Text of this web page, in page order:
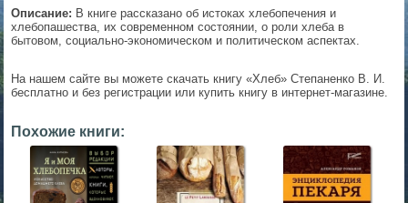
Описание: В книге рассказано об истоках хлебопечения и
хлебопашества, их современном состоянии, о роли хлеба в
бытовом, социально-экономическом и политическом аспектах.
На нашем сайте вы можете скачать книгу «Хлеб» Степаненко В. И.
бесплатно и без регистрации или купить книгу в интернет-магазине.
Похожие книги:
▼
▼